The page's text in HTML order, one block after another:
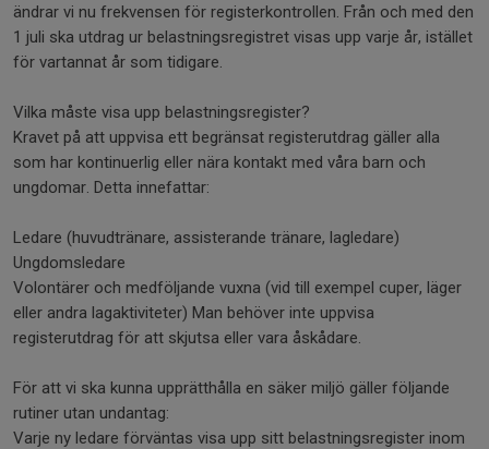
ändrar vi nu frekvensen för registerkontrollen. Från och med den
1 juli ska utdrag ur belastningsregistret visas upp varje år, istället
för vartannat år som tidigare.
Vilka måste visa upp belastningsregister?
Kravet på att uppvisa ett begränsat registerutdrag gäller alla
som har kontinuerlig eller nära kontakt med våra barn och
ungdomar. Detta innefattar:
Ledare (huvudtränare, assisterande tränare, lagledare)
Ungdomsledare
Volontärer och medföljande vuxna (vid till exempel cuper, läger
eller andra lagaktiviteter) Man behöver inte uppvisa
registerutdrag för att skjutsa eller vara åskådare.
För att vi ska kunna upprätthålla en säker miljö gäller följande
rutiner utan undantag:
Varje ny ledare förväntas visa upp sitt belastningsregister inom